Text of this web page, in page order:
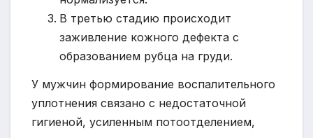
В третью стадию происходит
заживление кожного дефекта с
образованием рубца на груди.
У мужчин формирование воспалительного
уплотнения связано с недостаточной
гигиеной, усиленным потоотделением,